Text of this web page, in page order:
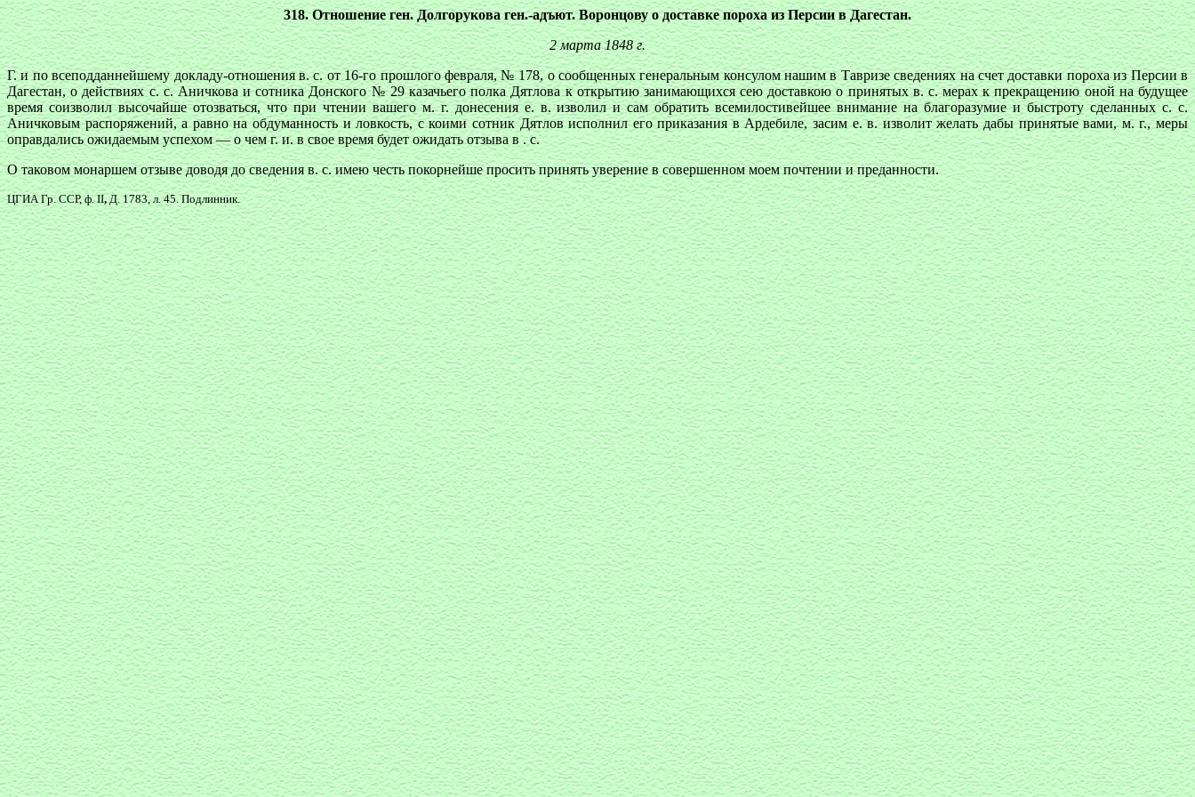
318. Отношение ген. Долгорукова ген.-адъют. Воронцову о доставке пороха из Персии в Дагестан.
2 марта 1848 г.
Г. и по всеподданнейшему докладу-отношения в. с. от 16-го прошлого февраля, № 178, о сообщенных генеральным консулом нашим в Тавризе сведениях на счет доставки пороха из Персии в
Дагестан, о действиях с. с. Аничкова и сотника Донского № 29 казачьего полка Дятлова к открытию занимающихся сею доставкою о принятых в. с. мерах к прекращению оной на будущее
время соизволил высочайше отозваться, что при чтении вашего м. г. донесения е. в. изволил и сам обратить всемилостивейшее внимание на благоразумие и быстроту сделанных с. с.
Аничковым распоряжений, а равно на обдуманность и ловкость, с коими сотник Дятлов исполнил его приказания в Ардебиле, засим е. в. изволит желать дабы принятые вами, м. г., меры
оправдались ожидаемым успехом — о чем г. и. в свое время будет ожидать отзыва в . с.
О таковом монаршем отзыве доводя до сведения в. с. имею честь покорнейше просить принять уверение в совершенном моем почтении и преданности.
ЦГИА Гр. ССР, ф. II,Д. 1783, л. 45. Подлинник.